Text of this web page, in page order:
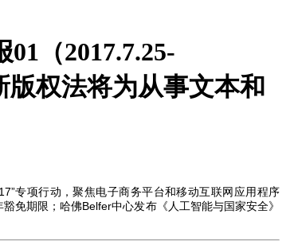
（2017.7.25-
权法将为从事文本和
”专项行动，聚焦电子商务平台和移动互联网应用程序
豁免期限；哈佛Belfer中心发布《人工智能与国家安全》